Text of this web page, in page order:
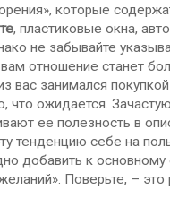
которые
, пластиковые окна,
не забывайте
отношение станет
вас занимался
что ожидается.
ее полезность в
тенденцию себе на
добавить к
Поверьте, – это